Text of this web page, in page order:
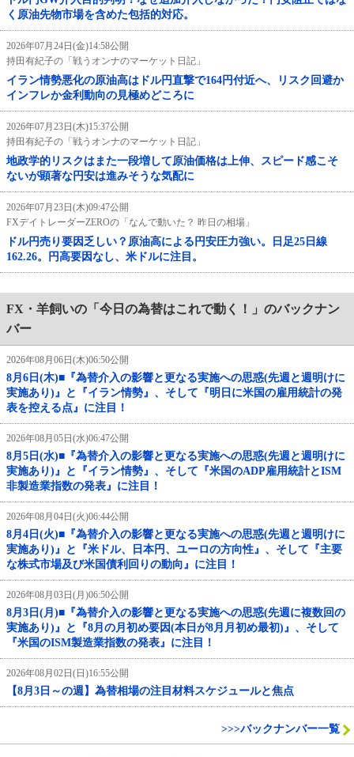
く原油先物市場を含めた包括的対応。
2026年07月24日(金)14:58公開
持田有紀子の「戦うオンナのマーケット日記」
イラン情勢悪化の原油高はドル円直撃で164円付近へ、リスク回避か
インフレか金利動向の見極めどころに
2026年07月23日(木)15:37公開
持田有紀子の「戦うオンナのマーケット日記」
地政学的リスクはまた一段増して原油価格は上伸、スピード感こそ
ないが顕著な円安は進みそうな気配に
2026年07月23日(木)09:47公開
FXデイトレーダーZEROの「なんで動いた？ 昨日の相場」
ドル円売り要因乏しい？原油高による円安圧力強い。日足25日線
162.26。円高要因なし、米ドルに注目。
FX・羊飼いの「今日の為替はこれで動く！」のバックナン
バー
2026年08月06日(木)06:50公開
8月6日(木)■『為替介入の影響と更なる実施への思惑(先週と週明けに
実施あり)』と『イラン情勢』、そして『明日に米国の雇用統計の発
表を控える点』に注目！
2026年08月05日(水)06:47公開
8月5日(水)■『為替介入の影響と更なる実施への思惑(先週と週明けに
実施あり)』と『イラン情勢』、そして『米国のADP雇用統計とISM
非製造業指数の発表』に注目！
2026年08月04日(火)06:44公開
8月4日(火)■『為替介入の影響と更なる実施への思惑(先週と週明けに
実施あり)』と『米ドル、日本円、ユーロの方向性』、そして『主要
な株式市場及び米国債利回りの動向』に注目！
2026年08月03日(月)06:50公開
8月3日(月)■『為替介入の影響と更なる実施への思惑(先週に複数回の
実施あり)』と『8月の月初め要因(本日が8月月初め最初)』、そして
『米国のISM製造業指数の発表』に注目！
2026年08月02日(日)16:55公開
【8月3日～の週】為替相場の注目材料スケジュールと焦点
>>>バックナンバー一覧